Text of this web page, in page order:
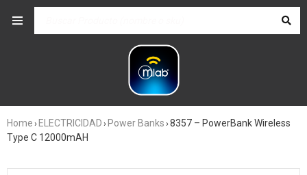
Home › ELECTRICIDAD › Power Banks ›8357 – PowerBank Wireless
Type C 12000mAH